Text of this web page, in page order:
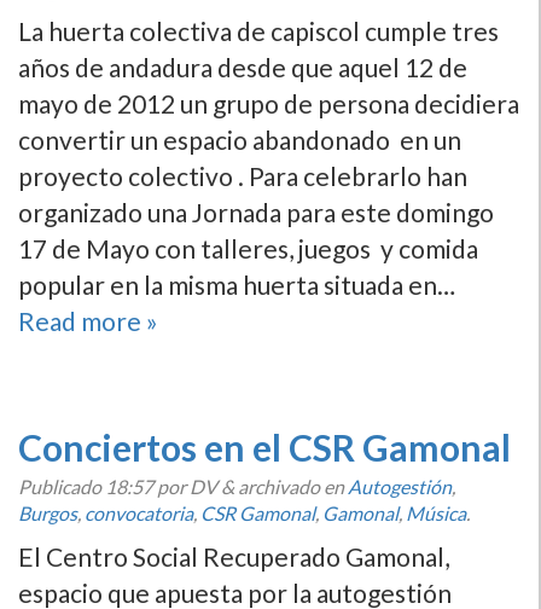
La huerta colectiva de capiscol cumple tres
años de andadura desde que aquel 12 de
mayo de 2012 un grupo de persona decidiera
convertir un espacio abandonado en un
proyecto colectivo . Para celebrarlo han
organizado una Jornada para este domingo
17 de Mayo con talleres, juegos y comida
popular en la misma huerta situada en…
Read more »
Conciertos en el CSR Gamonal
Publicado 18:57por DV&archivado enAutogestión,
Burgos, convocatoria, CSR Gamonal, Gamonal, Música.
El Centro Social Recuperado Gamonal,
espacio que apuesta por la autogestión